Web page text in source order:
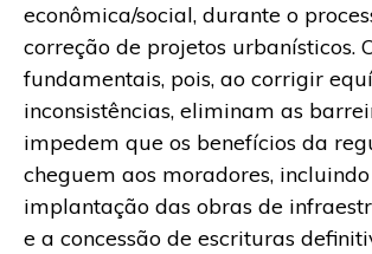
econômica/social, durante o
correção de projetos urbanísticos.
fundamentais, pois, ao corrigir
inconsistências, eliminam as
impedem que os benefícios da
cheguem aos moradores,
implantação das obras de
e a concessão de escrituras